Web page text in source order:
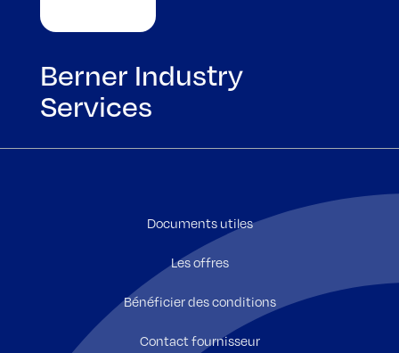
Berner Industry
Services
Documents utiles
Les offres
Bénéficier des conditions
Contact fournisseur